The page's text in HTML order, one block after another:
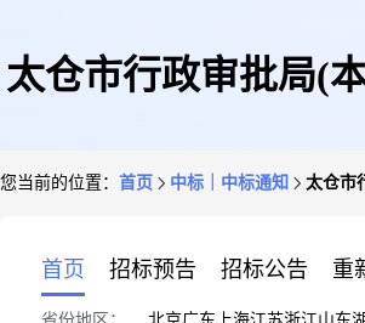
太仓市行政审批局(
您当前的位置： 首页 中标｜中标通知 太仓市
首页 招标预告 招标公告 重